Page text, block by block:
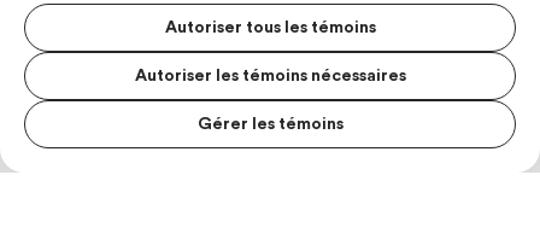
Autoriser tous les témoins
Autoriser les témoins nécessaires
Gérer les témoins
MENU